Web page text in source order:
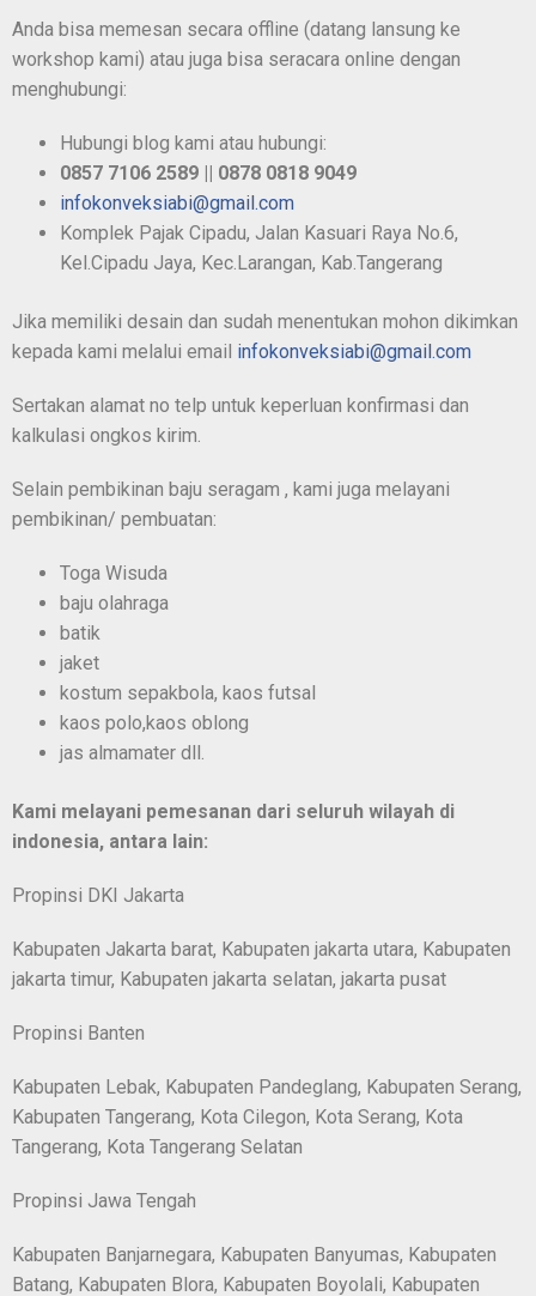
Anda bisa memesan secara offline (datang lansung ke
workshop kami) atau juga bisa seracara online dengan
menghubungi:
Hubungi blog kami atau hubungi:
0857 7106 2589 || 0878 0818 9049
infokonveksiabi@gmail.com
Komplek Pajak Cipadu, Jalan Kasuari Raya No.6,
Kel.Cipadu Jaya, Kec.Larangan, Kab.Tangerang
Jika memiliki desain dan sudah menentukan mohon dikimkan
kepada kami melalui email infokonveksiabi@gmail.com
Sertakan alamat no telp untuk keperluan konfirmasi dan
kalkulasi ongkos kirim.
Selain pembikinan baju seragam , kami juga melayani
pembikinan/ pembuatan:
Toga Wisuda
baju olahraga
batik
jaket
kostum sepakbola, kaos futsal
kaos polo,kaos oblong
jas almamater dll.
Kami melayani pemesanan dari seluruh wilayah di
indonesia, antara lain:
Propinsi DKI Jakarta
Kabupaten Jakarta barat, Kabupaten jakarta utara, Kabupaten
jakarta timur, Kabupaten jakarta selatan, jakarta pusat
Propinsi Banten
Kabupaten Lebak, Kabupaten Pandeglang, Kabupaten Serang,
Kabupaten Tangerang, Kota Cilegon, Kota Serang, Kota
Tangerang, Kota Tangerang Selatan
Propinsi Jawa Tengah
Kabupaten Banjarnegara, Kabupaten Banyumas, Kabupaten
Batang, Kabupaten Blora, Kabupaten Boyolali, Kabupaten